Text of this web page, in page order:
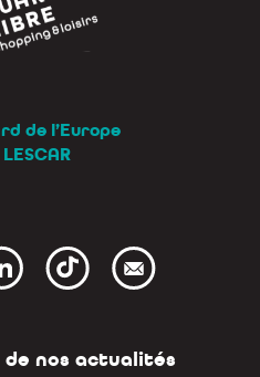
de l’Europe
LESCAR
nos actualités